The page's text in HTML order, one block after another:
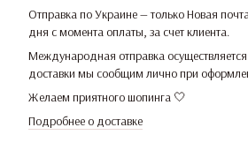
Отправка по Украине — только Новая
дня с момента оплаты, за счет клиента.
Международная отправка
доставки мы сообщим лично при
Желаем приятного шопинга 🤍
Подробнее о доставке